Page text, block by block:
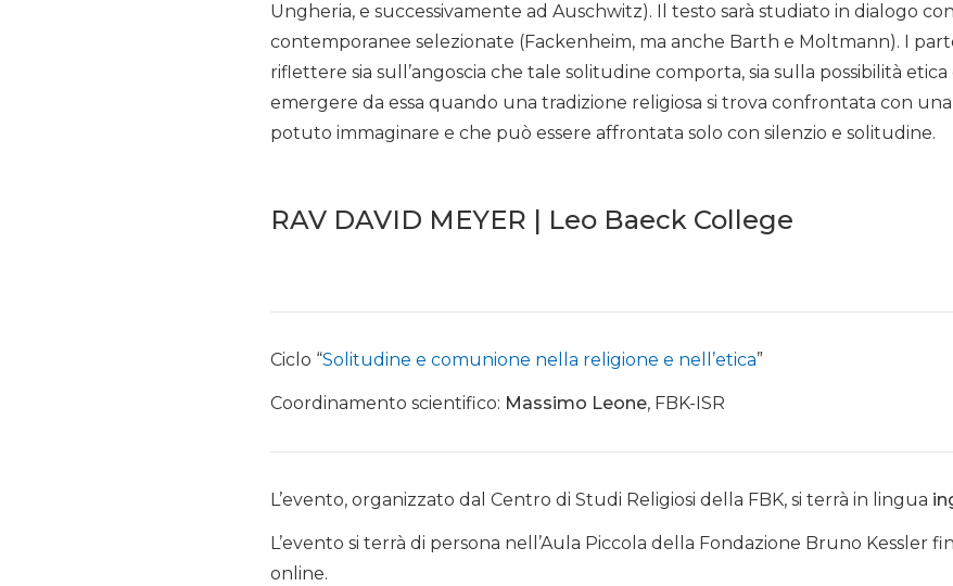
Ungheria, e successivamente ad Auschwitz). Il testo sarà studiato in dialogo
contemporanee selezionate (Fackenheim, ma anche Barth e Moltmann). I
riflettere sia sull’angoscia che tale solitudine comporta, sia sulla possibilità
emergere da essa quando una tradizione religiosa si trova confrontata con
potuto immaginare e che può essere affrontata solo con silenzio e solitudine.
RAV DAVID MEYER | Leo Baeck College
Ciclo “Solitudine e comunione nella religione e nell’etica”
Coordinamento scientifico: Massimo Leone, FBK-ISR
L’evento, organizzato dal Centro di Studi Religiosi della FBK, si terrà in lingua
L’evento si terrà di persona nell’Aula Piccola della Fondazione Bruno Kessler
online.